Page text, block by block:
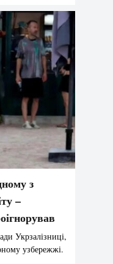
з
–
Укрзалізниці,
узбережжі.